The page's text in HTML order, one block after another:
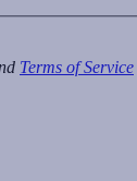
Terms of Service